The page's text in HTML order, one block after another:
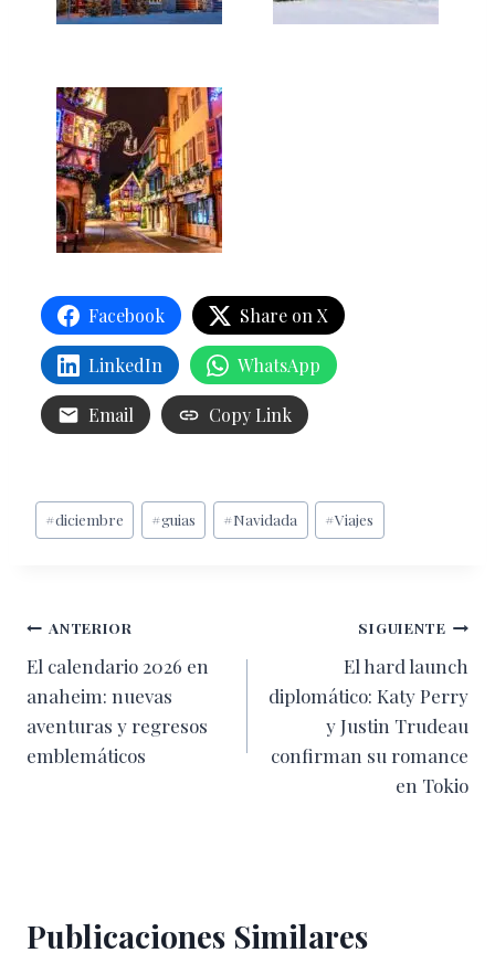
Facebook Share on X
LinkedIn WhatsApp
Email Copy Link
Etiquetas
de
#diciembre #guias #Navidada #Viajes
Navegación
de
entradas
ANTERIOR
El calendario 2026 en
anaheim: nuevas
aventuras y regresos
emblemáticos
SIGUIENTE
El hard launch
diplomático: Katy Perry
y Justin Trudeau
confirman su romance
en Tokio
Publicaciones Similares